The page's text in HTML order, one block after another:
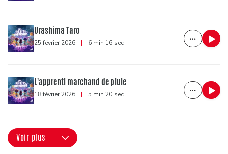
Urashima Taro
25 février 2026 | 6 min 16 sec
L'apprenti marchand de pluie
18 février 2026 | 5 min 20 sec
Voir plus